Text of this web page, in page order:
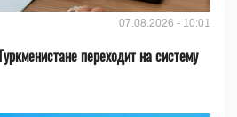
07.08.2026 - 10:01
переходит на систему